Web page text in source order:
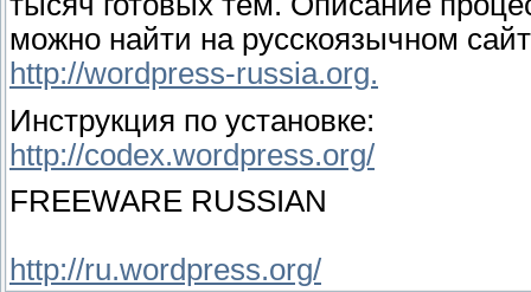
можно найти на русскоязычном
http://wordpress-russia.org.
Инструкция по установке:
http://codex.wordpress.org/
FREEWARE RUSSIAN
http://ru.wordpress.org/